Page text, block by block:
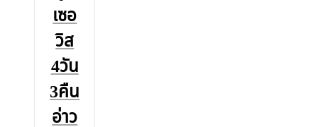
เซอ
วิส
4วัน
3คืน
อ่าว